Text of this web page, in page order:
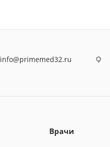
info@primemed32.ru
Врачи